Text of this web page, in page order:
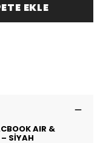
EKLE
AIR &
SİYAH